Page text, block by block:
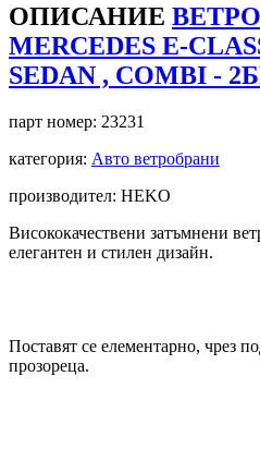
ОПИСАНИЕ
MERCEDES E-
SEDAN , COMBI -
парт номер: 23231
категория: Авто ветробрани
производител: HEKO
Висококачествени затъмнени
елегантен и стилен дизайн.
Поставят се елементарно, чрез
прозореца.